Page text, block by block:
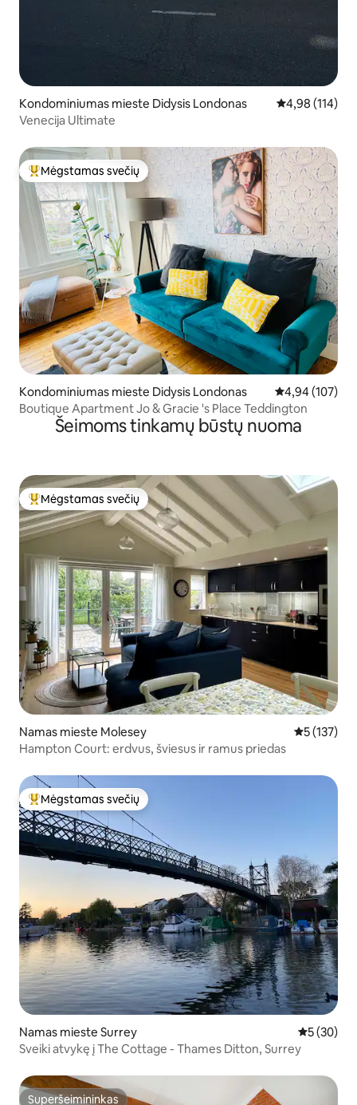
Kondominiumas mieste Didysis Londonas Vidutinis
4,98 (114)
Venecija Ultimate
Svečių mėgstamiausias
Mėgstamas svečių
Kondominiumas mieste Didysis Londonas Vidutinis
4,94 (107)
Boutique Apartment Jo & Gracie 's Place Teddington
Šeimoms tinkamų būstų nuoma
Svečių mėgstamiausias
Mėgstamas svečių
Namas mieste Molesey Vidutinis
5 (137)
Hampton Court: erdvus, šviesus ir ramus priedas
Svečių mėgstamiausias
Mėgstamas svečių
Namas mieste Surrey Vidutinis
5 (30)
Sveiki atvykę į The Cottage - Thames Ditton, Surrey
Superšeimininkas